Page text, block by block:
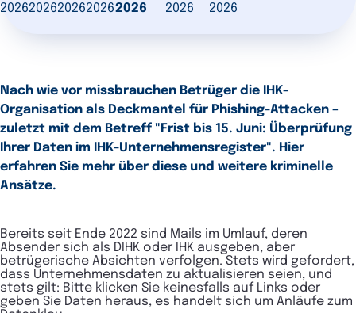
20262026202620262026
2026
2026
Nach wie vor missbrauchen Betrüger die IHK-
Organisation als Deckmantel für Phishing-Attacken –
zuletzt mit dem Betreff "Frist bis 15. Juni: Überprüfung
Ihrer Daten im IHK-Unternehmensregister". Hier
erfahren Sie mehr über diese und weitere kriminelle
Ansätze.
Bereits seit Ende 2022 sind Mails im Umlauf, deren
Absender sich als DIHK oder IHK ausgeben, aber
betrügerische Absichten verfolgen. Stets wird gefordert,
dass Unternehmensdaten zu aktualisieren seien, und
stets gilt: Bitte klicken Sie keinesfalls auf Links oder
geben Sie Daten heraus, es handelt sich um Anläufe zum